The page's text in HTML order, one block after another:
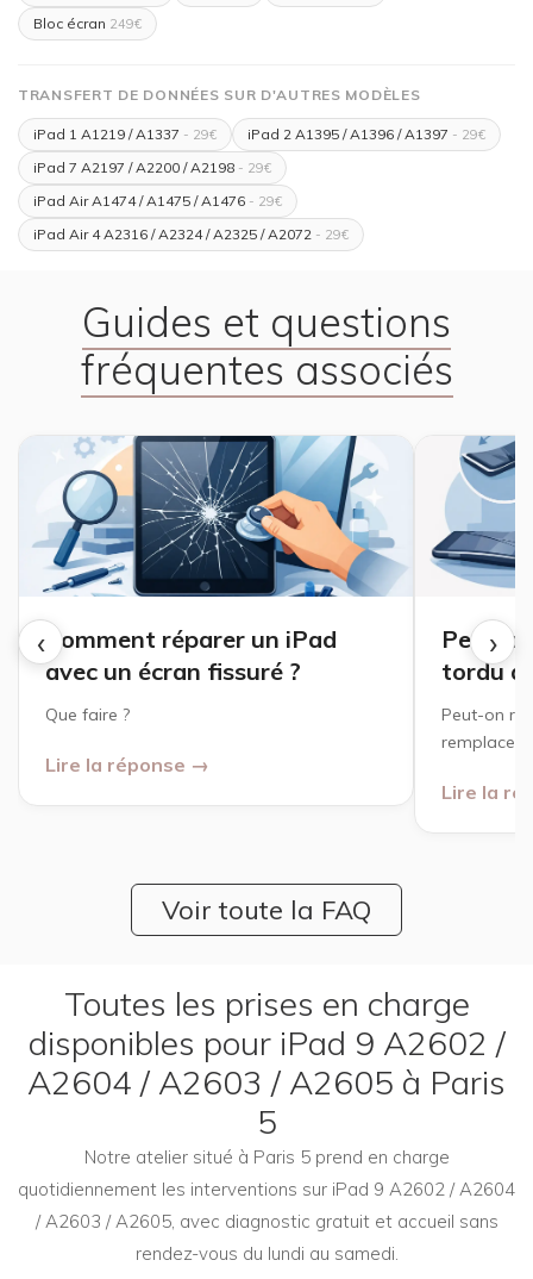
Bloc écran 249€
TRANSFERT DE DONNÉES SUR D'AUTRES MODÈLES
iPad 1 A1219 / A1337 - 29€ iPad 2 A1395 / A1396 / A1397 - 29€
iPad 7 A2197 / A2200 / A2198 - 29€
iPad Air A1474 / A1475 / A1476 - 29€
iPad Air 4 A2316 / A2324 / A2325 / A2072 - 29€
Guides et questions
fréquentes associés
‹ ›
Comment réparer un iPad
avec un écran fissuré ?
Que faire ?
Lire la réponse →
Peut-
tordu
Peut-on
remplacer ?
Lire la
Voir toute la FAQ
Toutes les prises en charge
disponibles pour iPad 9 A2602 /
A2604 / A2603 / A2605 à Paris
5
Notre atelier situé à Paris 5 prend en charge
quotidiennement les interventions sur iPad 9 A2602 / A2604
/ A2603 / A2605, avec diagnostic gratuit et accueil sans
rendez-vous du lundi au samedi.